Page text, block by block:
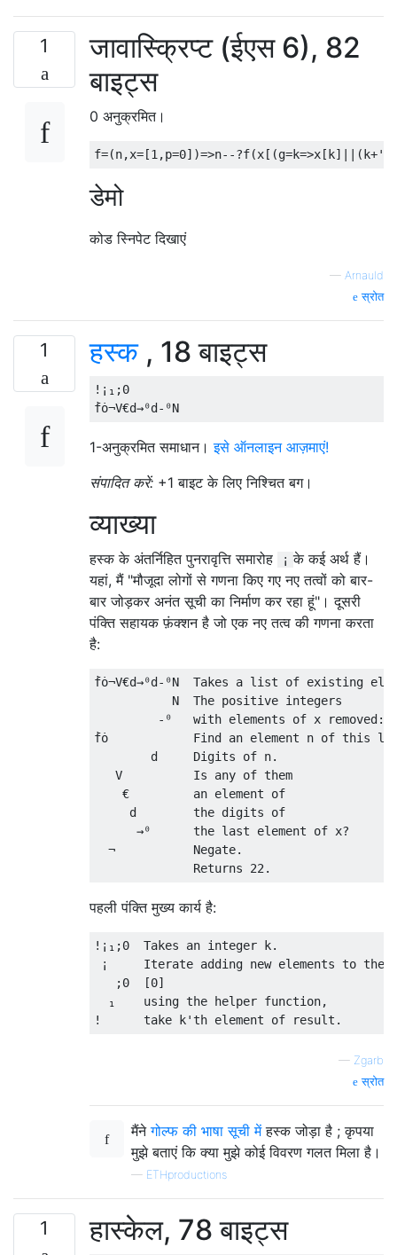
1
जावास्क्रिप्ट (ईएस 6), 82
बाइट्स
0 अनुक्रमित।
f=(n,x=[1 ,p=0])=>n--?f(x [(g=k=>x [ k]||( k+''
डेमो
कोड स्निपेट दिखाएं
— Arnauld
स्रोत
1 हस्क, 18 बाइट्स
!¡₁;0
1-अनुक्रमित समाधान।इसे ऑनलाइन आज़माएं!
संपादित करें: +1 बाइट के लिए निश्चित बग।
व्याख्या
हस्क के अंतर्निहित पुनरावृत्ति समारोह ¡ के कई अर्थ हैं।
यहां, मैं "मौजूदा लोगों से गणना किए गए नए तत्वों को बार-
बार जोड़कर अनंत सूची का निर्माण कर रहा हूं"। दूसरी
पंक्ति सहायक फ़ंक्शन है जो एक नए तत्व की गणना करता
है:
ḟȯ¬V€d→⁰d-⁰N  Takes a list of existing
           N  The positive integers
-⁰   with elements of x removed:
ḟȯ            Find an element n of this
        d     Digits of n.
   V          Is any of them
    €         an element of
     d        the digits of
      →⁰      the last element of x?
  ¬           Negate.
पहली पंक्ति मुख्य कार्य है:
!¡₁;0  Takes an integer k.
¡     Iterate adding new elements to
   ;0  [0]
  ₁    using the helper function,
— Zgarb
स्रोत
मैंनेगोल्फ की भाषा सूची मेंहस्क जोड़ा है ; कृपया
मुझे बताएं कि क्या मुझे कोई विवरण गलत मिला है।
— ETHproductions
1 हास्केल, 78 बाइट्स